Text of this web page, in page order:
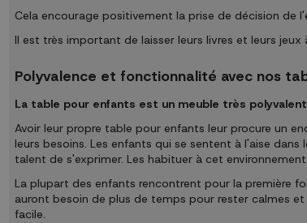
Cela encourage positivement la prise de décision de
Il est très important de laisser leurs livres et leurs
Polyvalence et fonctionnalité avec nos
La table pour enfants est un meuble très polyvalent
Avoir leur propre table pour enfants leur procure un
leurs besoins. Les enfants qui se sentent à l'aise
talent de s'exprimer. Les habituer à cet
La plupart des enfants rencontrent pour la première
auront besoin de plus de temps pour rester calmes
facile.